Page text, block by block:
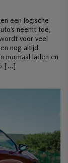
een logische
neemt toe,
voor veel
nog altijd
normaal laden en
[…]